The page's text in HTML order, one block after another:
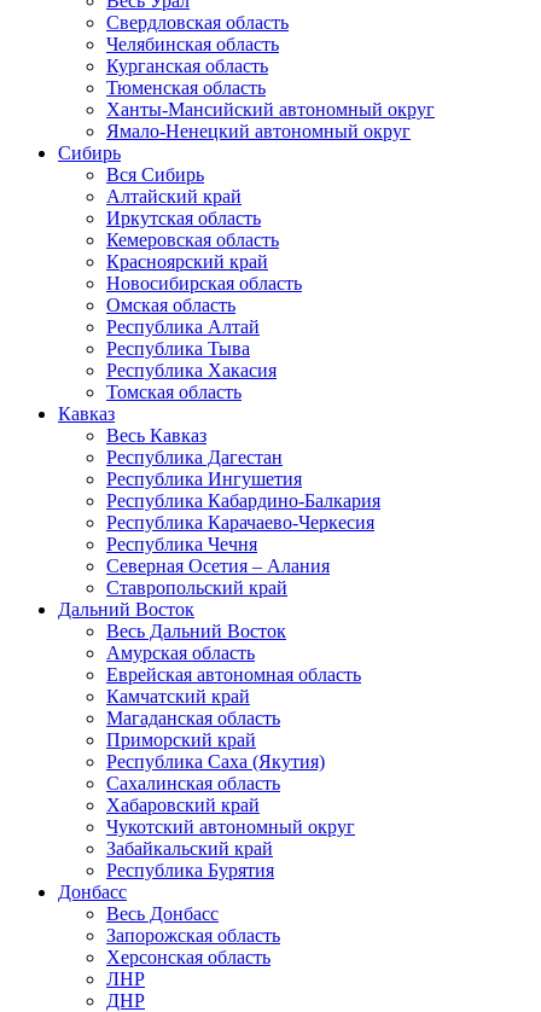
Свердловская область
Челябинская область
Курганская область
Тюменская область
Ханты-Мансийский автономный округ
Ямало-Ненецкий автономный округ
Сибирь
Вся Сибирь
Алтайский край
Иркутская область
Кемеровская область
Красноярский край
Новосибирская область
Омская область
Республика Алтай
Республика Тыва
Республика Хакасия
Томская область
Кавказ
Весь Кавказ
Республика Дагестан
Республика Ингушетия
Республика Кабардино-Балкария
Республика Карачаево-Черкесия
Республика Чечня
Северная Осетия – Алания
Ставропольский край
Дальний Восток
Весь Дальний Восток
Амурская область
Еврейская автономная область
Камчатский край
Магаданская область
Приморский край
Республика Саха (Якутия)
Сахалинская область
Хабаровский край
Чукотский автономный округ
Забайкальский край
Республика Бурятия
Донбасс
Весь Донбасс
Запорожская область
Херсонская область
ЛНР
ДНР